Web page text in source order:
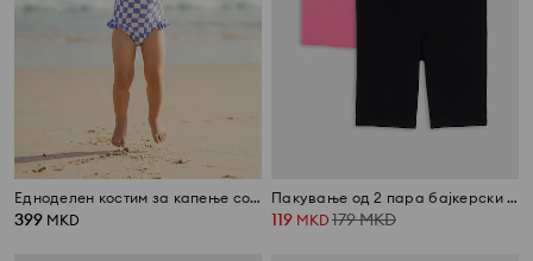
Едноделен костим за капење со мотив на цреши и волан
399 MKD
Пакување од 2 пара бајкерски шорцеви
119 MKD 179MKD